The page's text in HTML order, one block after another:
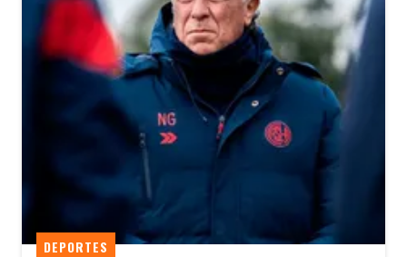
DEPORTES